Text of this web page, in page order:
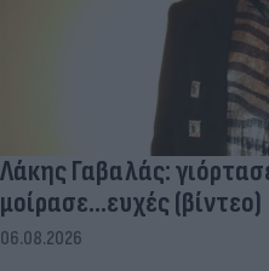
Λάκης Γαβαλάς:
μοίρασε...ευχές (βίντεο)
06.08.2026